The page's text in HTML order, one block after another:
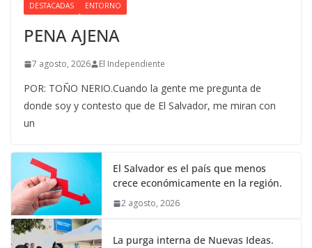
DESTACADAS ENTORNO
PENA AJENA
7 agosto, 2026 El Independiente
POR: TOÑO NERIO.Cuando la gente me pregunta de
donde soy y contesto que de El Salvador, me miran con
un
El Salvador es el país que menos
crece económicamente en la región.
2 agosto, 2026
La purga interna de Nuevas Ideas.